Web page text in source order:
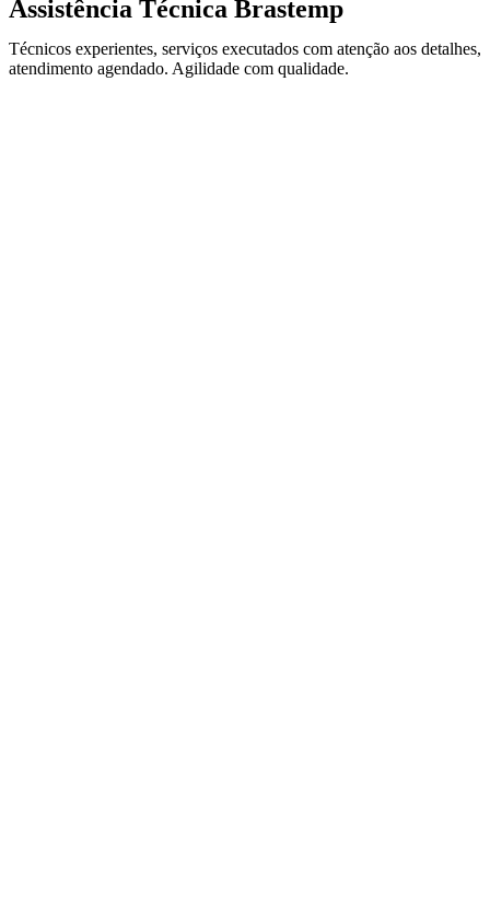
Assistência Técnica Brastemp
Técnicos experientes, serviços executados com atenção aos detalhes,
atendimento agendado. Agilidade com qualidade.